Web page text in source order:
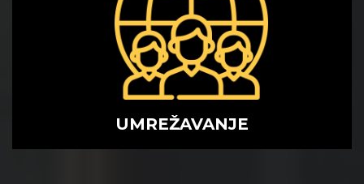
UMREŽAVANJE